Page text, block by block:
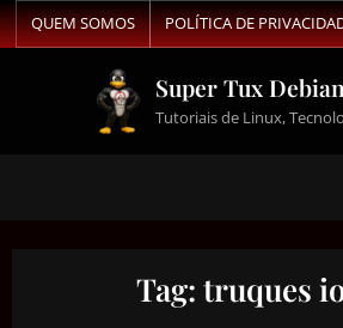
QUEM SOMOS POLÍTICA DE
Super Tux
Tutoriais de Linux,
Tag: truques